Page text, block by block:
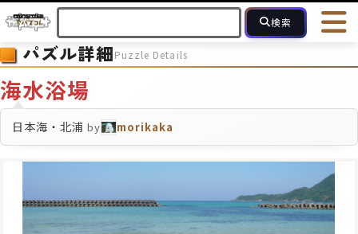
検索
HOME 会員登録
ヘルプ
フォローしている人のパズル 人気のパズル 最近投稿され
モザイク モザイクのみ
パズル詳細Puzzle Details
海水浴場
日本海・北浦 by morikaka